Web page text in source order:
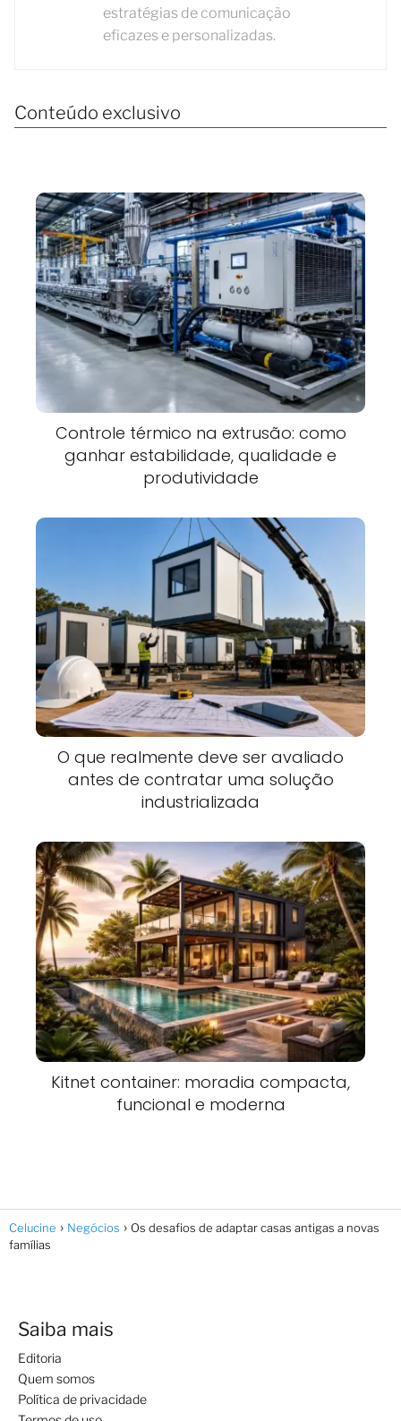
estratégias de comunicação
eficazes e personalizadas.
Conteúdo exclusivo
Controle térmico na extrusão: como
ganhar estabilidade, qualidade e
produtividade
O que realmente deve ser avaliado
antes de contratar uma solução
industrializada
Kitnet container: moradia compacta,
funcional e moderna
Celucine Negócios
Os desafios de adaptar casas antigas a novas
famílias
Saiba mais
Editoria
Quem somos
Política de privacidade